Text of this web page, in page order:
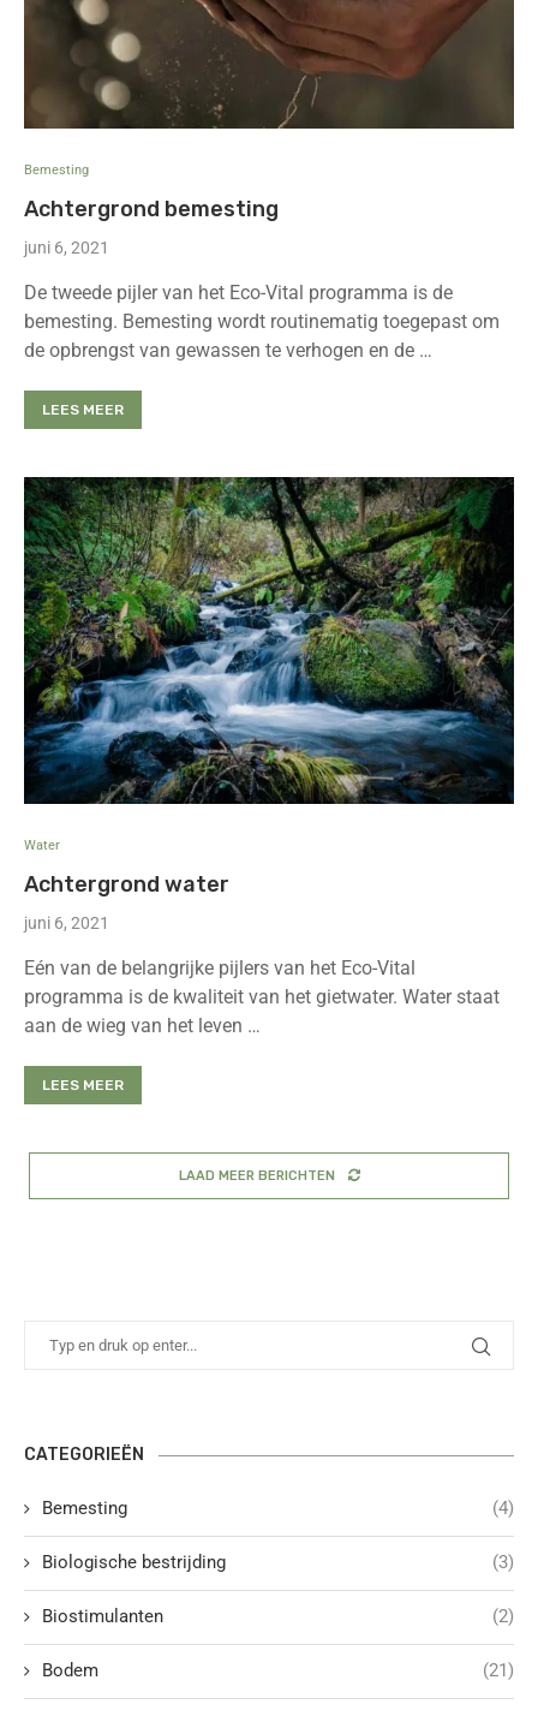
Bemesting
Achtergrond bemesting
juni 6, 2021
De tweede pijler van het Eco-Vital programma is de
bemesting. Bemesting wordt routinematig toegepast om
de opbrengst van gewassen te verhogen en de …
LEES MEER
Water
Achtergrond water
juni 6, 2021
Eén van de belangrijke pijlers van het Eco-Vital
programma is de kwaliteit van het gietwater. Water staat
aan de wieg van het leven …
LEES MEER
LAAD MEER BERICHTEN
CATEGORIEËN
Bemesting (4)
Biologische bestrijding (3)
Biostimulanten (2)
Bodem (21)